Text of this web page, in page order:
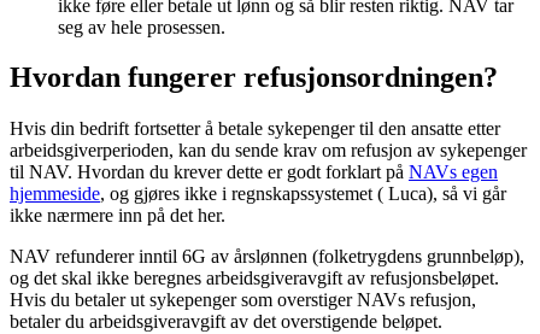
ikke føre eller betale ut lønn og så blir resten riktig. NAV tar
seg av hele prosessen.
Hvordan fungerer refusjonsordningen?
Hvis din bedrift fortsetter å betale sykepenger til den ansatte etter
arbeidsgiverperioden, kan du sende krav om refusjon av sykepenger
til NAV. Hvordan du krever dette er godt forklart på NAVs egen
hjemmeside, og gjøres ikke i regnskapssystemet ( Luca), så vi går
ikke nærmere inn på det her.
NAV refunderer inntil 6G av årslønnen (folketrygdens grunnbeløp),
og det skal ikke beregnes arbeidsgiveravgift av refusjonsbeløpet.
Hvis du betaler ut sykepenger som overstiger NAVs refusjon,
betaler du arbeidsgiveravgift av det overstigende beløpet.